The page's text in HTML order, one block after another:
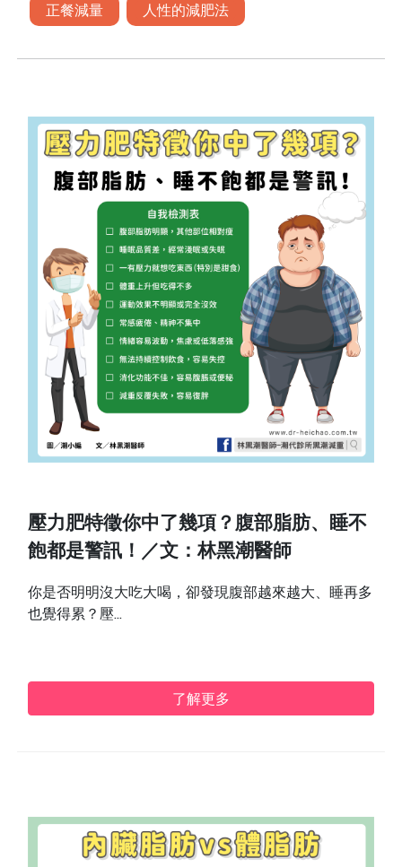
正餐減量
人性的減肥法
壓力肥特徵你中了幾項？腹部脂肪、睡不
飽都是警訊！／文：林黑潮醫師
你是否明明沒大吃大喝，卻發現腹部越來越大、睡再多
也覺得累？壓...
了解更多